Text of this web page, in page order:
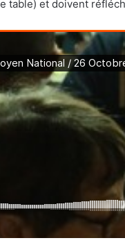
table) et doivent